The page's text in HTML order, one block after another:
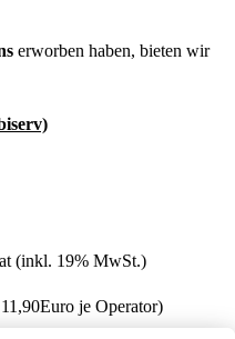
erworben haben, bieten wir
(inkl. 19% MwSt.)
je Operator)